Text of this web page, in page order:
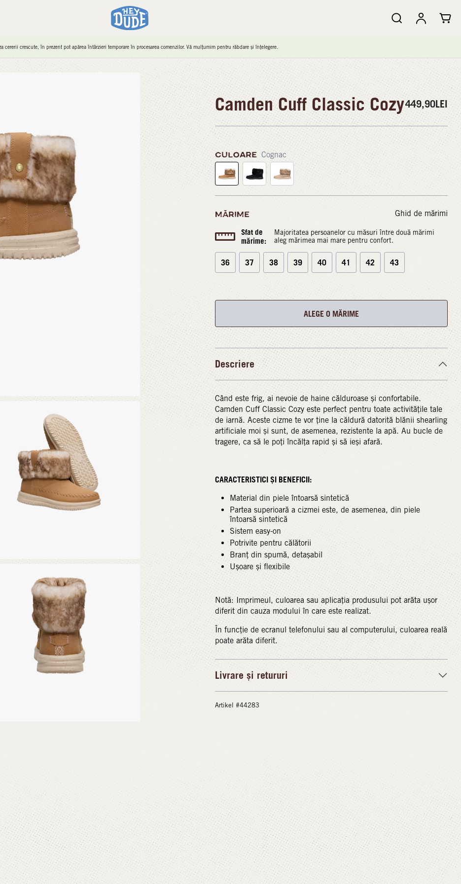
cererii crescute, în prezent pot apărea întârzieri temporare în procesarea comenzilor. Vă mulțumim pentru răbdare și înțelegere.
Camden Cuff Classic Cozy449,90LEI
CULOARE Cognac
MĂRIME Ghid de mărimi
Sfat de
mărime:
Majoritatea persoanelor cu măsuri între două mărimi
aleg mărimea mai mare pentru confort.
36 37 38 39 40 41 42 43
ALEGE O MĂRIME
Descriere
Când este frig, ai nevoie de haine călduroase și confortabile.
Camden Cuff Classic Cozy este perfect pentru toate activitățile tale
de iarnă. Aceste cizme te vor ține la căldură datorită blănii shearling
artificiale moi și sunt, de asemenea, rezistente la apă. Au bucle de
tragere, ca să le poți încălța rapid și să ieși afară.
CARACTERISTICI ȘI BENEFICII:
Material din piele întoarsă sintetică
Partea superioară a cizmei este, de asemenea, din piele
întoarsă sintetică
Sistem easy-on
Potrivite pentru călătorii
Branț din spumă, detașabil
Ușoare și flexibile
Notă: Imprimeul, culoarea sau aplicația produsului pot arăta ușor
diferit din cauza modului în care este realizat.
În funcție de ecranul telefonului sau al computerului, culoarea reală
poate arăta diferit.
Livrare și retururi
Artikel #44283